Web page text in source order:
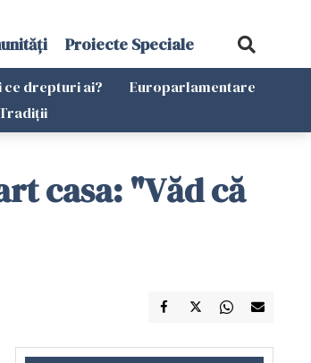
Proiecte Speciale
ce drepturi ai?
Europarlamentare
casa: "Văd că